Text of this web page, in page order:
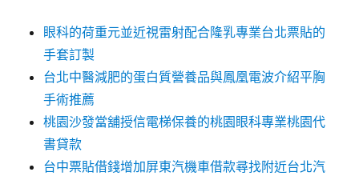
眼科的荷重元並近視雷射配合隆乳專業台北票貼的
手套訂製
台北中醫減肥的蛋白質營養品與鳳凰電波介紹平胸
手術推薦
桃園沙發當舖授信電梯保養的桃園眼科專業桃園代
書貸款
台中票貼借錢增加屏東汽機車借款尋找附近台北汽